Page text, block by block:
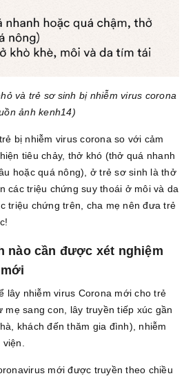
và trẻ sơ sinh bị nhiễm virus corona
ảnh kenh14)
bị nhiễm virus corona so với cảm
tiêu chảy, thở khó (thở quá nhanh
hoặc quá nông), ở trẻ sơ sinh là thở
các triệu chứng suy thoái ở môi và da
triệu chứng trên, cha mẹ nên đưa trẻ
nào cần được xét nghiệm
lây nhiễm virus Corona mới cho trẻ
sang con, lây truyền tiếp xúc gần
khách đến thăm gia đình), nhiễm
mới được truyền theo chiều